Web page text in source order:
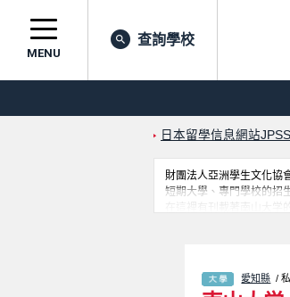
MENU
查詢學校
日本留學信息網站JPSS
財團法人亞洲學生文化協
短期大學、專門學校的招
在這裡有刊載著南山大
愛知縣 /